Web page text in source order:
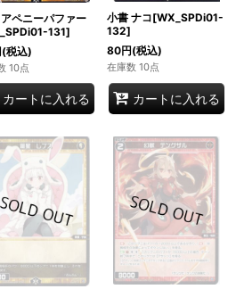
ペニーパファー
131]
(税込)
10点
カートに入れる
小書 ナコ[WX_SPDi01-
132]
80円(税込)
在庫数 10点
カートに入れる